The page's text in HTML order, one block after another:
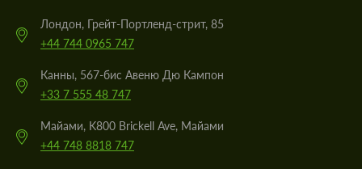
Лондон, Грейт-Портленд-стрит, 85
+44 744 0965 747
Канны, 567-бис Авеню Дю Кампон
+33 7 555 48 747
Майами, K800 Brickell Ave, Майами
+44 748 8818 747